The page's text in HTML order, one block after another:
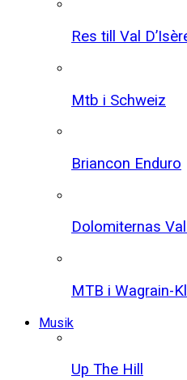
Res till Val
Mtb i Schweiz
Briancon Enduro
Dolomiternas
MTB i Wagrain-
Musik
Up The Hill